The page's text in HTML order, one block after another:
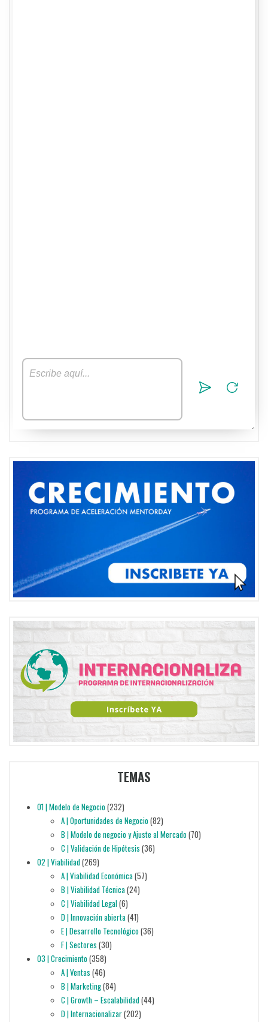
TEMAS
01 | Modelo de Negocio(232)
A | Oportunidades de Negocio(82)
B | Modelo de negocio y Ajuste al Mercado(70)
C | Validación de Hipótesis (36)
02 | Viabilidad(269)
A | Viabilidad Económica(57)
B | Viabilidad Técnica(24)
C | Viabilidad Legal(6)
D | Innovación abierta(41)
E | Desarrollo Tecnológico(36)
F | Sectores (30)
03 | Crecimiento(358)
A | Ventas (46)
B | Marketing(84)
C | Growth – Escalabilidad(44)
D | Internacionalizar(202)